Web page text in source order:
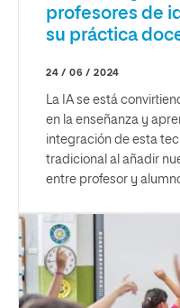
profesores de
su práctica
24 / 06 / 2024
La IA se está
en la enseñanza y
integración de esta
tradicional al añadir
entre profesor y